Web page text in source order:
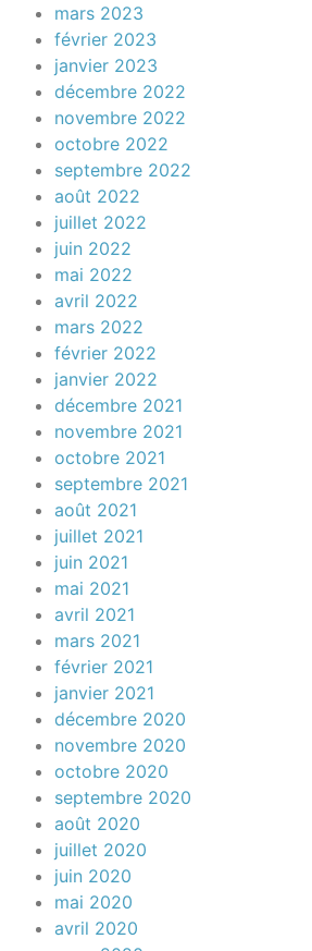
mars 2023
février 2023
janvier 2023
décembre 2022
novembre 2022
octobre 2022
septembre 2022
août 2022
juillet 2022
juin 2022
mai 2022
avril 2022
mars 2022
février 2022
janvier 2022
décembre 2021
novembre 2021
octobre 2021
septembre 2021
août 2021
juillet 2021
juin 2021
mai 2021
avril 2021
mars 2021
février 2021
janvier 2021
décembre 2020
novembre 2020
octobre 2020
septembre 2020
août 2020
juillet 2020
juin 2020
mai 2020
avril 2020